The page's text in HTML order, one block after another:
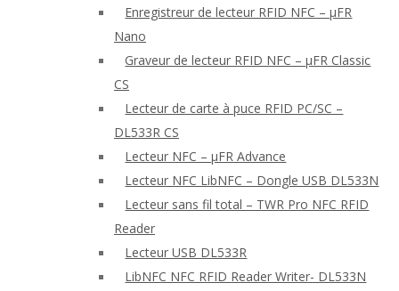
Enregistreur de lecteur RFID NFC – μFR
Nano
Graveur de lecteur RFID NFC – μFR Classic
CS
Lecteur de carte à puce RFID PC/SC –
DL533R CS
Lecteur NFC – μFR Advance
Lecteur NFC LibNFC – Dongle USB DL533N
Lecteur sans fil total – TWR Pro NFC RFID
Reader
Lecteur USB DL533R
LibNFC NFC RFID Reader Writer- DL533N